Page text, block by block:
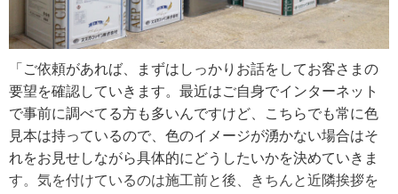
最近施工した屋上防水工事では、樹脂防水で修理を行った
そう。高圧洗浄後にコーキング処理を行い、それから防水
層を作っていきます。下地のいらない防水だったため、２
回防水材を塗ってからトップコートをかけて仕上げまし
た。トップコートも最近では遮熱のものを使うことが多い
そう。コンクリートは一度熱を持つとなかなか冷めないた
め、遮熱入りを使うのは有効だと教えてくれました。
「ご依頼があれば、まずはしっかりお話をしてお客さまの
要望を確認していきます。最近はご自身でインターネット
で事前に調べてる方も多いんですけど、こちらでも常に色
見本は持っているので、色のイメージが湧かない場合はそ
れをお見せしながら具体的にどうしたいかを決めていきま
す。気を付けているのは施工前と後、きちんと近隣挨拶を